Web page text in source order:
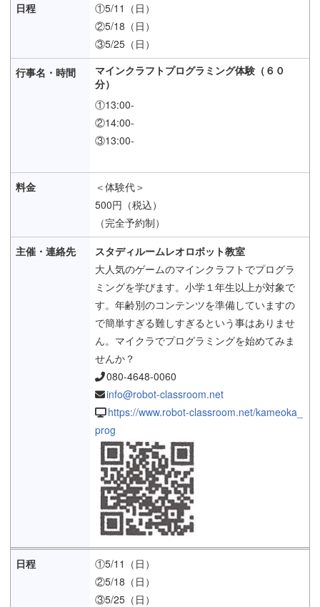
①5/11（日）
②5/18（日）
③5/25（日）
マインクラフトプログラミング体験（６０
分）
①13:00-
②14:00-
③13:00-
＜体験代＞
500円（税込）
（完全予約制）
スタディルームレオロボット教室
大人気のゲームのマインクラフトでプログラ
ミングを学びます。小学１年生以上が対象で
す。年齢別のコンテンツを準備していますの
で簡単すぎる難しすぎるという事はありませ
ん。マイクラでプログラミングを始めてみま
せんか？
080-4648-0060
info@robot-classroom.net
https://www.robot-classroom.net/kameoka_
prog
①5/11（日）
②5/18（日）
③5/25（日）